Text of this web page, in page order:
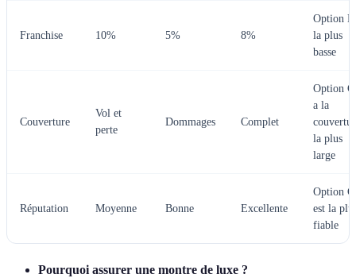
Franchise 10% 5% 8%
Option B
la plus
basse
Couverture
Vol et
perte
Dommages Complet
Option C
a la
la plus
large
Réputation Moyenne Bonne Excellente
Option C
est la
fiable
Pourquoi assurer une montre de luxe ?